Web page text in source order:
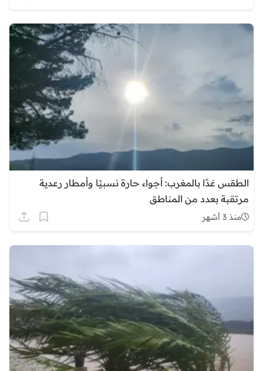
الطقس غدًا بالمغرب: أجواء حارة نسبيًا وأمطار رعدية
مرتقبة بعدد من المناطق
منذ 3 أشهر